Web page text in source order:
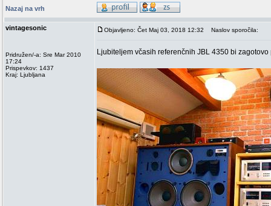
Nazaj na vrh
vintagesonic
Pridružen/-a: Sre Mar 2010
17:24
Prispevkov: 1437
Kraj: Ljubljana
Objavljeno: Čet Maj 03, 2018 12:32 Naslov sporočila:
Ljubiteljem včasih referenčnih JBL 4350 bi